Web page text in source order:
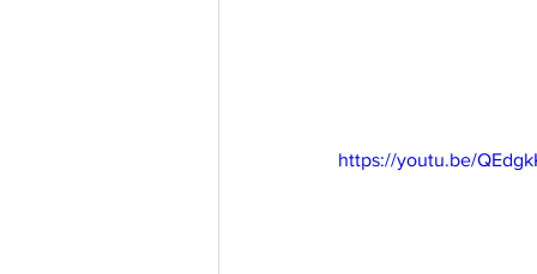
https://youtu.be/